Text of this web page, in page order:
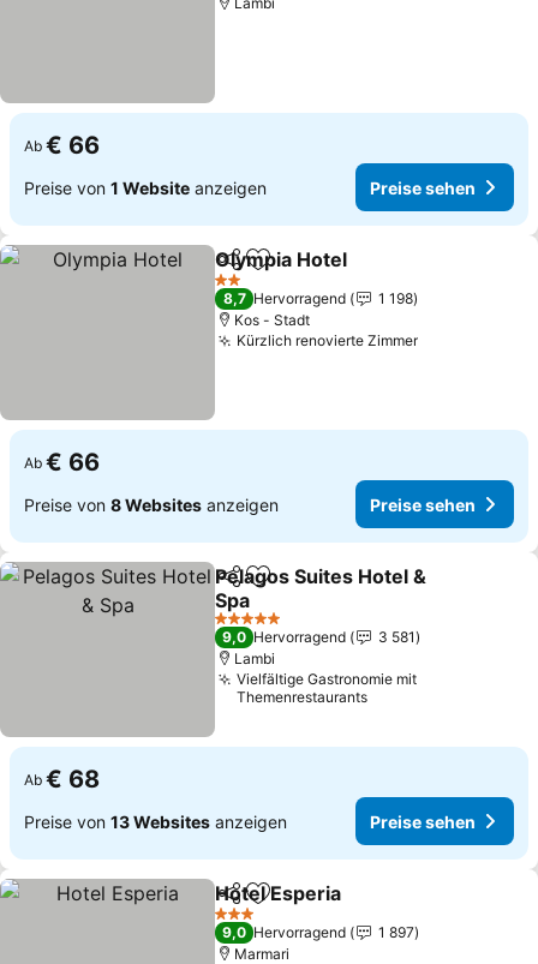
Ab € 66
Preise von 1 Website anzeigen Preise sehen
TeilenZu Favoriten hinzufügen
Olympia Hotel
2 Sterne
8,7 Hervorragend
1 198
Kos - Stadt
Kürzlich renovierte ZimmerPreise sehen
Ab € 66
Preise von 8 Websites anzeigen Preise sehen
TeilenZu Favoriten hinzufügen
Pelagos Suites Hotel &
Spa
Preise sehen
5 Sterne
9,0 Hervorragend
3 581
Lambi
Vielfältige Gastronomie mit
Themenrestaurants
Ab € 68
Preise von 13 Websites anzeigen Preise sehen
TeilenZu Favoriten hinzufügen
Hotel Esperia
3 Sterne
9,0 Hervorragend
1 897
Marmari